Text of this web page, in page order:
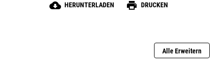
cloud_download HERUNTERLADEN print DRUCKEN
Alle Erweitern